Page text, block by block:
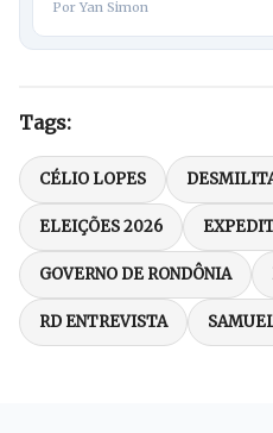
Por Yan Simon
Tags:
CÉLIO LOPES
ELEIÇÕES 2026
GOVERNO DE RONDÔNIA
RD ENTREVISTA